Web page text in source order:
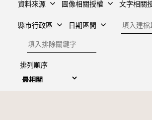
資料來源 圖像相關授權 文字相關
縣市行政區 日期區間
建檔單位
排除關鍵字
排列順序